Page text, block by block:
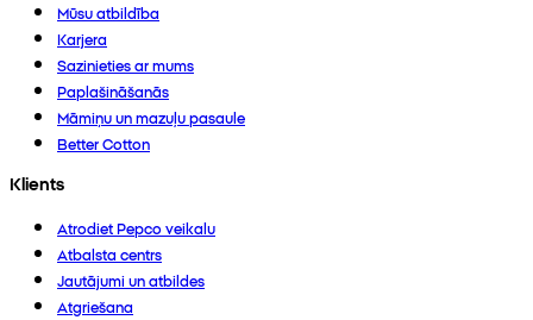
Mūsu atbildība
Karjera
Sazinieties ar mums
Paplašināšanās
Māmiņu un mazuļu pasaule
Better Cotton
Klients
Atrodiet Pepco veikalu
Atbalsta centrs
Jautājumi un atbildes
Atgriešana